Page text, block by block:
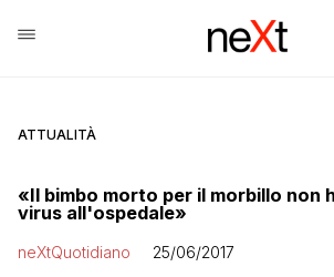
ATTUALITÀ
«Il bimbo morto per il morbillo non
virus all'ospedale»
neXtQuotidiano 25/06/2017